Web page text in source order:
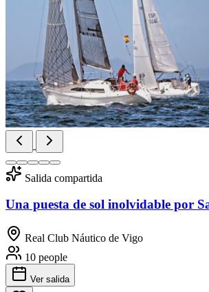
Salida compartida
Una puesta de sol inolvidable por
Real Club Náutico de Vigo
10 people
Ver salida